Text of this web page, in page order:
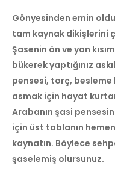
Gönyesinden emin
tam kaynak dikişlerini
Şasenin ön ve yan
bükerek yaptığınız
pensesi, torç,
asmak için hayat
Arabanın şasi
için üst tablanın
kaynatın. Böylece
şaselemiş olursunuz.